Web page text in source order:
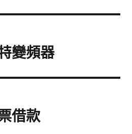
變頻器
借款